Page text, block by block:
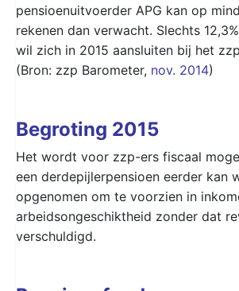
pensioenuitvoerder APG kan op
rekenen dan verwacht. Slechts
wil zich in 2015 aansluiten bij het
(Bron: zzp Barometer, nov. 2014)
Begroting 2015
Het wordt voor zzp-ers fiscaal
een derdepijlerpensioen eerder kan
opgenomen om te voorzien in
arbeidsongeschiktheid zonder dat
verschuldigd.